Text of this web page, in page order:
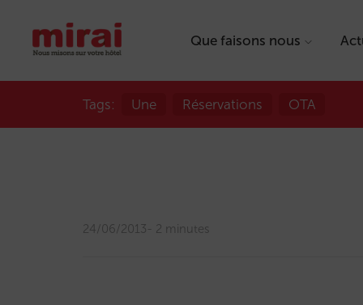
Que faisons nous
Tags: Une Réservations OTA
24/06/2013 2 minutes